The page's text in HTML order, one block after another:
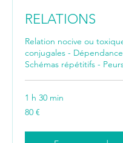
RELATIONS
Relation nocive ou
conjugales -
Schémas répétitifs -
1 h 30 min
80
euros
80 €